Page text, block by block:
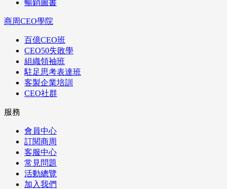
暢銷圖書
商周CEO學院
百億CEO班
CEO50失敗學
組織領袖班
駐足思考表達班
客製企業培訓
CEO社群
服務
會員中心
訂閱商周
客服中心
常見問題
活動總覽
加入我們